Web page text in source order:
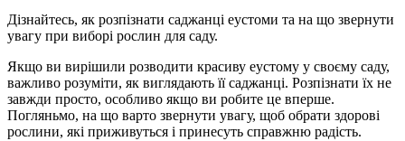
Дізнайтесь, як розпізнати саджанці еустоми та на що звернути
увагу при виборі рослин для саду.
Якщо ви вирішили розводити красиву еустому у своєму саду,
важливо розуміти, як виглядають її саджанці. Розпізнати їх не
завжди просто, особливо якщо ви робите це вперше.
Погляньмо, на що варто звернути увагу, щоб обрати здорові
рослини, які приживуться і принесуть справжню радість.